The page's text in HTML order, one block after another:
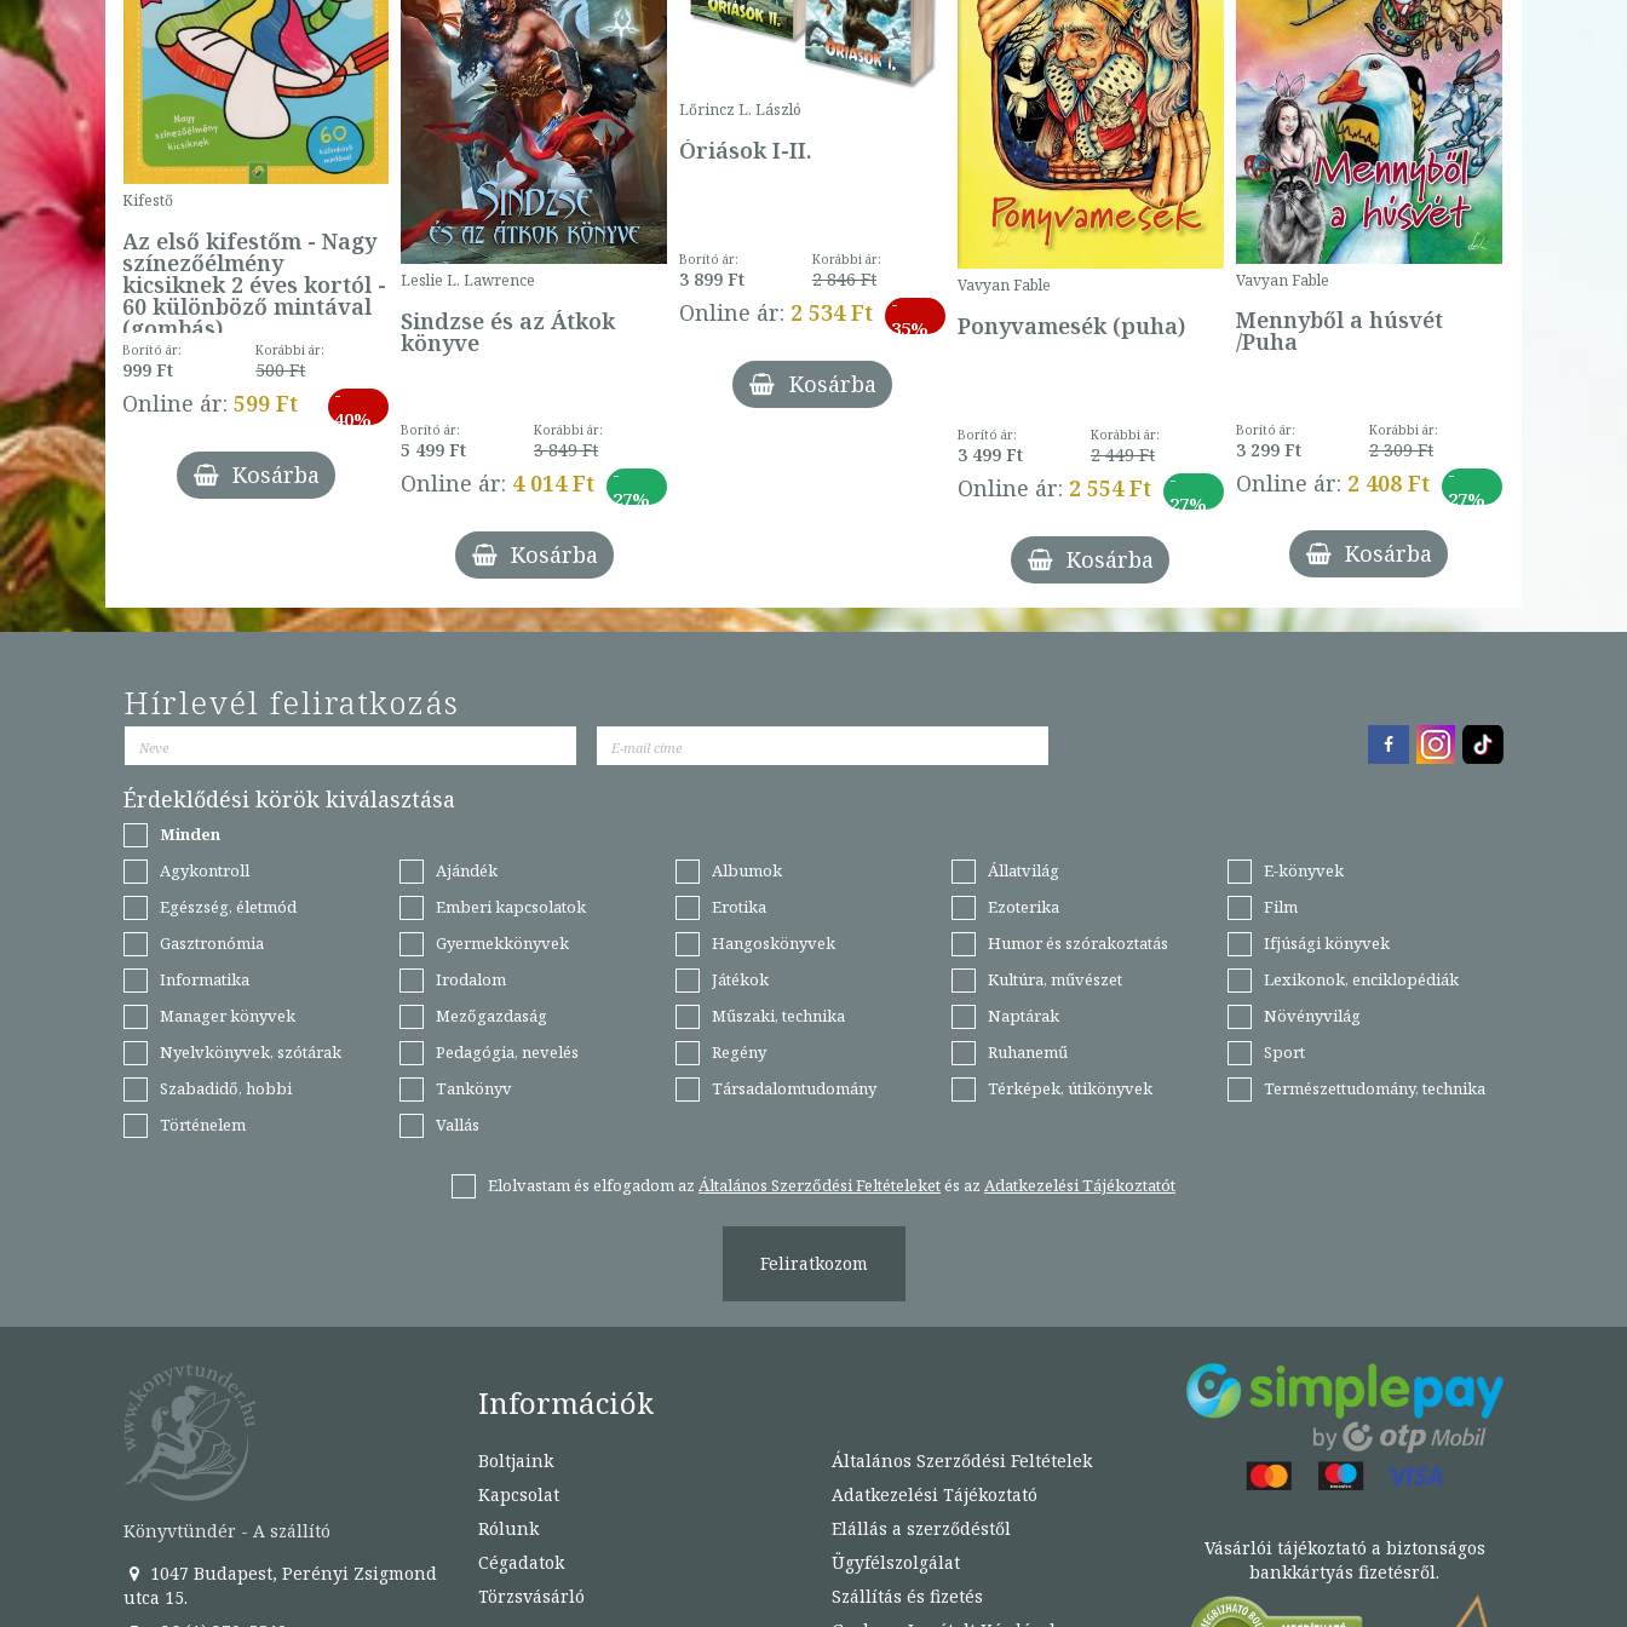
Ft
Ft
-
27%
Kifestő
Az első kifestőm - Nagy
színezőélmény
kicsiknek 2 éves kortól -
60 különböző mintával
(gombás)
Borító ár:
999 Ft
Korábbi ár:
500 Ft
Online ár: 599 Ft
-
40%
Kosárba
Leslie L. Lawrence
Sindzse és az Átkok
könyve
Borító ár:
5 499 Ft
Korábbi ár:
3 849 Ft
Online ár: 4 014 Ft
-
27%
Kosárba
Lőrincz L. László
Óriások I-II.
Borító ár:
3 899 Ft
Korábbi ár:
2 846 Ft
Online ár: 2 534 Ft
-
35%
Kosárba
Vavyan Fable
Ponyvamesék (puha)
Borító ár:
3 499 Ft
Korábbi ár:
2 449 Ft
Online ár: 2 554 Ft
-
27%
Kosárba
Vavyan Fable
Mennyből a húsvét
/Puha
Borító ár:
3 299 Ft
Korábbi ár:
2 309 Ft
Online ár: 2 408 Ft
-
27%
Kosárba
Hírlevél feliratkozás
Érdeklődési körök kiválasztása
Minden
Agykontroll
Ajándék Albumok Állatvilág
E-könyvek
Egészség, életmód
Emberi kapcsolatok Erotika Ezoterika
Film
Gasztronómia
Gyermekkönyvek Hangoskönyvek Humor és szórakoztatás
Ifjúsági könyvek
Informatika
Irodalom Játékok Kultúra, művészet
Lexikonok, enciklopédiák
Manager könyvek
Mezőgazdaság Műszaki, technika Naptárak
Növényvilág
Nyelvkönyvek, szótárak
Pedagógia, nevelés Regény Ruhanemű
Sport
Szabadidő, hobbi
Tankönyv Társadalomtudomány Térképek, útikönyvek
Természettudomány, technika
Történelem
Vallás
Elolvastam és elfogadom az Általános Szerződési Feltételeketés az Adatkezelési Tájékoztatót
Feliratkozom
Könyvtündér - A szállító
1047 Budapest, Perényi Zsigmond
utca 15.
Információk
Boltjaink
Kapcsolat
Rólunk
Cégadatok
Törzsvásárló
Általános Szerződési Feltételek
Adatkezelési Tájékoztató
Elállás a szerződéstől
Ügyfélszolgálat
Szállítás és fizetés
Vásárlói tájékoztató a biztonságos
bankkártyás fizetésről.